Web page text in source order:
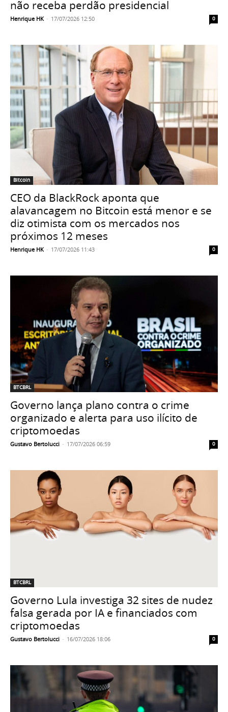
não receba perdão presidencial
Henrique HK - 17/07/2026 12:50 0
Bitcoin
CEO da BlackRock aponta que
alavancagem no Bitcoin está menor e se
diz otimista com os mercados nos
próximos 12 meses
Henrique HK - 17/07/2026 11:43 0
BTCBRL
Governo lança plano contra o crime
organizado e alerta para uso ilícito de
criptomoedas
Gustavo Bertolucci - 17/07/2026 06:59 0
BTCBRL
Governo Lula investiga 32 sites de nudez
falsa gerada por IA e financiados com
criptomoedas
Gustavo Bertolucci - 16/07/2026 18:06 0